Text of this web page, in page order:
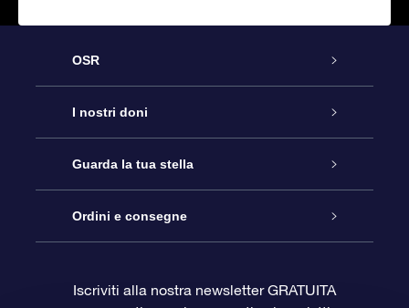
OSR
Assistenza
Contattaci
Blog
I nostri doni
Online Star Gift
Pacchetto regalo OSR
Guarda la tua stella
Registro stellare
Ordini e consegne
Iscriviti alla nostra newsletter GRATUITA